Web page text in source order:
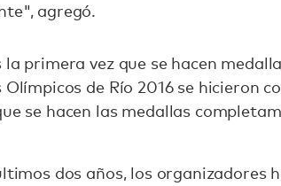
agregó.
la primera vez que se hacen
Olímpicos de Río 2016 se hicieron
se hacen las medallas
dos años, los organizadores